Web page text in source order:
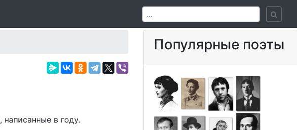
, написанные в году.
Популярные поэты